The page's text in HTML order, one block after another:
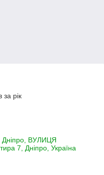
за рік
Дніпро, ВУЛИЦЯ
7, Дніпро, Україна